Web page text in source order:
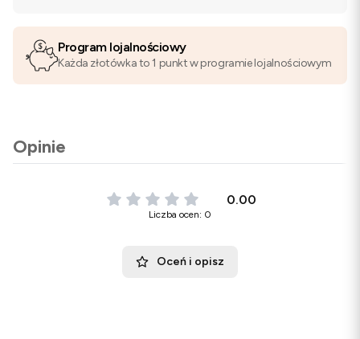
Program lojalnościowy
Każda złotówka to 1 punkt w programie lojalnościowym
Opinie
0.00
Liczba ocen: 0
Oceń i opisz